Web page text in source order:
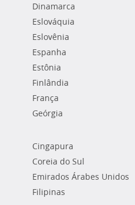
Dinamarca
Eslováquia
Eslovênia
Espanha
Estônia
Finlândia
França
Geórgia
Cingapura
Coreia do Sul
Emirados Árabes Unidos
Filipinas